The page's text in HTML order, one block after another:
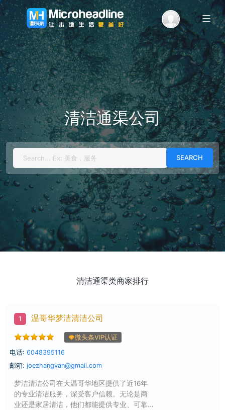
Menu
清洁通渠公司
Search
for:
清洁通渠类商家排行
1 温哥华梦洁清洁公司
微头条VIP认证
电话: 6048395116
邮箱: joezhangvan@gmail.com
梦洁清洁公司在大温哥华地区提供了近16年
的专业清洁服务，深受客户信赖。无论是商
业还是家居清洁，他们都能提供专业、可靠